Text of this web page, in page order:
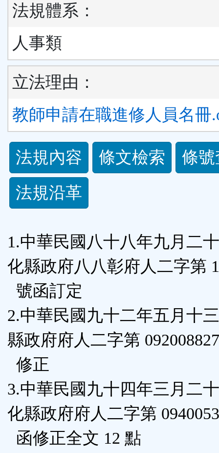
法規體系：
人事類
立法理由：
教師申請在職進修人員名冊
法
規
功
按
鈕
區
法規內容 條文檢索
條
法規沿革
1.中華民國八十八年九月二
化縣政府八八彰府人二字第
號函訂定
2.中華民國九十二年五月十
縣政府府人二字第
修正
3.中華民國九十四年三月二
化縣政府府人二字第
函修正全文 12 點